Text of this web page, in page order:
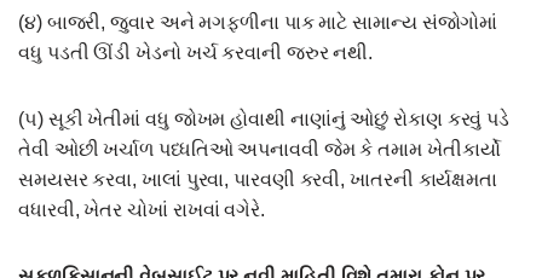
(૪) બાજરી, જુવાર અને મગફળીના પાક માટે સામાન્ય સંજોગોમાં
વધુ પડતી ઊંડી ખેડનો ખર્ચ કરવાની જરુર નથી.
(૫) સૂકી ખેતીમાં વધુ જોખમ હોવાથી નાણાંનું ઓછું રોકાણ કરવું પડે
તેવી ઓછી ખર્ચાળ પધ્ધતિઓ અપનાવવી જેમ કે તમામ ખેતીકાર્યો
સમયસર કરવા, ખાલાં પુરવા, પારવણી કરવી, ખાતરની કાર્યક્ષમતા
વધારવી, ખેતર ચોખાં રાખવાં વગેરે.